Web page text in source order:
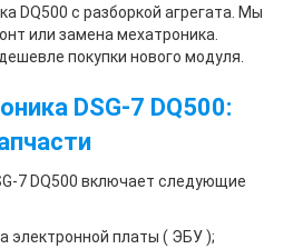
DQ500 с разборкой агрегата. Мы
или замена мехатроника.
покупки нового модуля.
DSG-7 DQ500:
7 DQ500 включает следующие
электронной платы ( ЭБУ );